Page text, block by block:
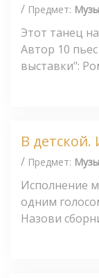
/ Предмет:
Этот танец
Автор 10
выставки":
В
/ Предмет:
Исполнение
одним
Назови